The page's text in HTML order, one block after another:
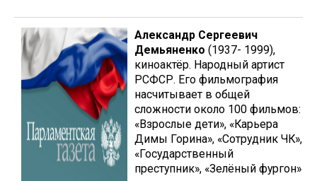
Александр Сергеевич
Демьяненко (1937- 1999),
киноактёр. Народный артист
РСФСР. Его фильмография
насчитывает в общей
сложности около 100 фильмов:
«Взрослые дети», «Карьера
Димы Горина», «Сотрудник ЧК»,
«Государственный
преступник», «Зелёный фургон»